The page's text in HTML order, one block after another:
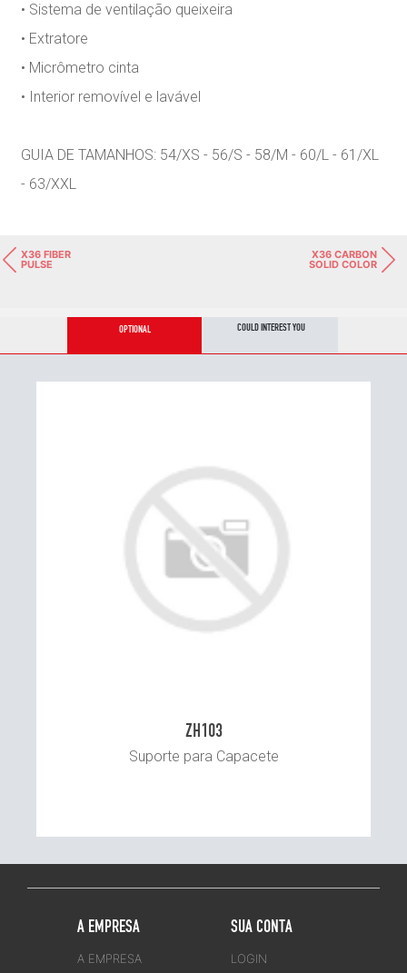
• Sistema de ventilação queixeira
• Extratore
• Micrômetro cinta
• Interior removível e lavável
GUIA DE TAMANHOS: 54/XS - 56/S - 58/M - 60/L - 61/XL
- 63/XXL
X36 FIBER
PULSE
X36 CARBON
SOLID COLOR
OPTIONAL COULD INTEREST YOU
ZH103
Suporte para Capacete
A EMPRESA
A EMPRESA
SUA CONTA
LOGIN